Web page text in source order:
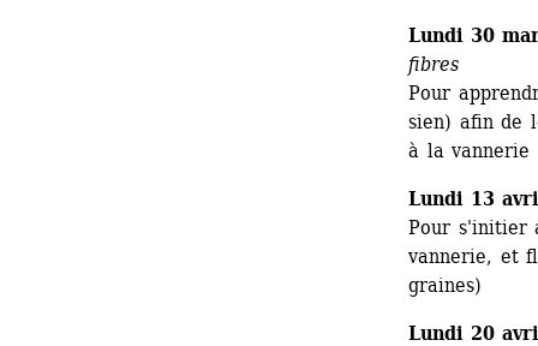
Lundi 30
fibres
Pour
sien) afin de
à la vannerie
Lundi 13
Pour s'initier
vannerie, et
graines)
Lundi 20